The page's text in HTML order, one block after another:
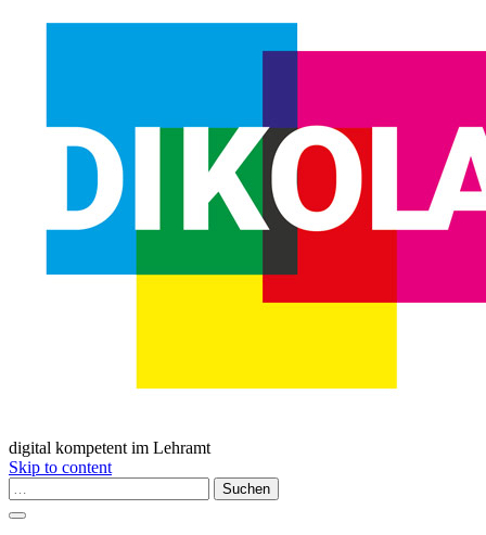
digital kompetent im Lehramt
Skip to content
Suchen